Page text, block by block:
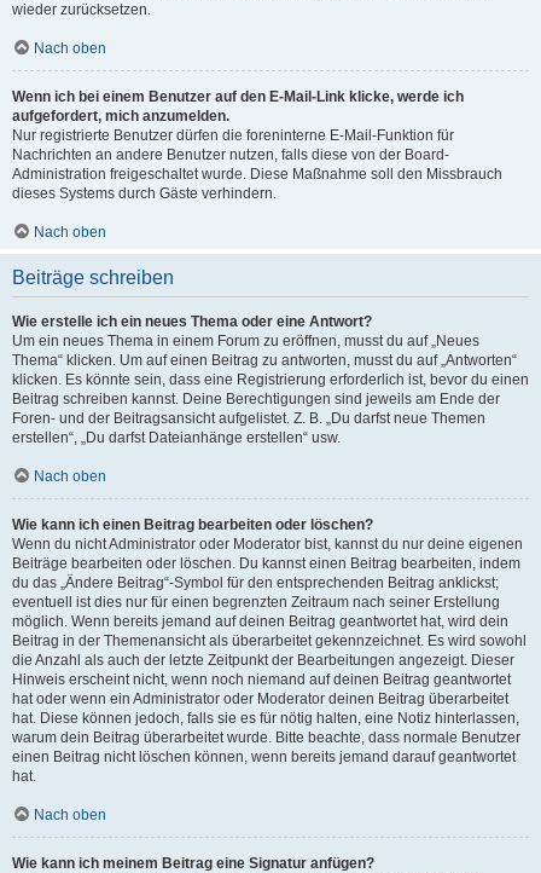
wieder zurücksetzen.
Nach oben
Wenn ich bei einem Benutzer auf den E-Mail-Link klicke, werde ich
aufgefordert, mich anzumelden.
Nur registrierte Benutzer dürfen die foreninterne E-Mail-Funktion für
Nachrichten an andere Benutzer nutzen, falls diese von der Board-
Administration freigeschaltet wurde. Diese Maßnahme soll den Missbrauch
dieses Systems durch Gäste verhindern.
Nach oben
Beiträge schreiben
Wie erstelle ich ein neues Thema oder eine Antwort?
Um ein neues Thema in einem Forum zu eröffnen, musst du auf „Neues
Thema“ klicken. Um auf einen Beitrag zu antworten, musst du auf „Antworten“
klicken. Es könnte sein, dass eine Registrierung erforderlich ist, bevor du einen
Beitrag schreiben kannst. Deine Berechtigungen sind jeweils am Ende der
Foren- und der Beitragsansicht aufgelistet. Z. B. „Du darfst neue Themen
erstellen“, „Du darfst Dateianhänge erstellen“ usw.
Nach oben
Wie kann ich einen Beitrag bearbeiten oder löschen?
Wenn du nicht Administrator oder Moderator bist, kannst du nur deine eigenen
Beiträge bearbeiten oder löschen. Du kannst einen Beitrag bearbeiten, indem
du das „Ändere Beitrag“-Symbol für den entsprechenden Beitrag anklickst;
eventuell ist dies nur für einen begrenzten Zeitraum nach seiner Erstellung
möglich. Wenn bereits jemand auf deinen Beitrag geantwortet hat, wird dein
Beitrag in der Themenansicht als überarbeitet gekennzeichnet. Es wird sowohl
die Anzahl als auch der letzte Zeitpunkt der Bearbeitungen angezeigt. Dieser
Hinweis erscheint nicht, wenn noch niemand auf deinen Beitrag geantwortet
hat oder wenn ein Administrator oder Moderator deinen Beitrag überarbeitet
hat. Diese können jedoch, falls sie es für nötig halten, eine Notiz hinterlassen,
warum dein Beitrag überarbeitet wurde. Bitte beachte, dass normale Benutzer
einen Beitrag nicht löschen können, wenn bereits jemand darauf geantwortet
hat.
Nach oben
Wie kann ich meinem Beitrag eine Signatur anfügen?